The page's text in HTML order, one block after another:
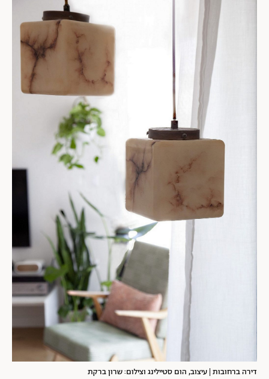
דירה ברחובות | עיצוב, הום סטיילינג וצילום: שרון ברקת